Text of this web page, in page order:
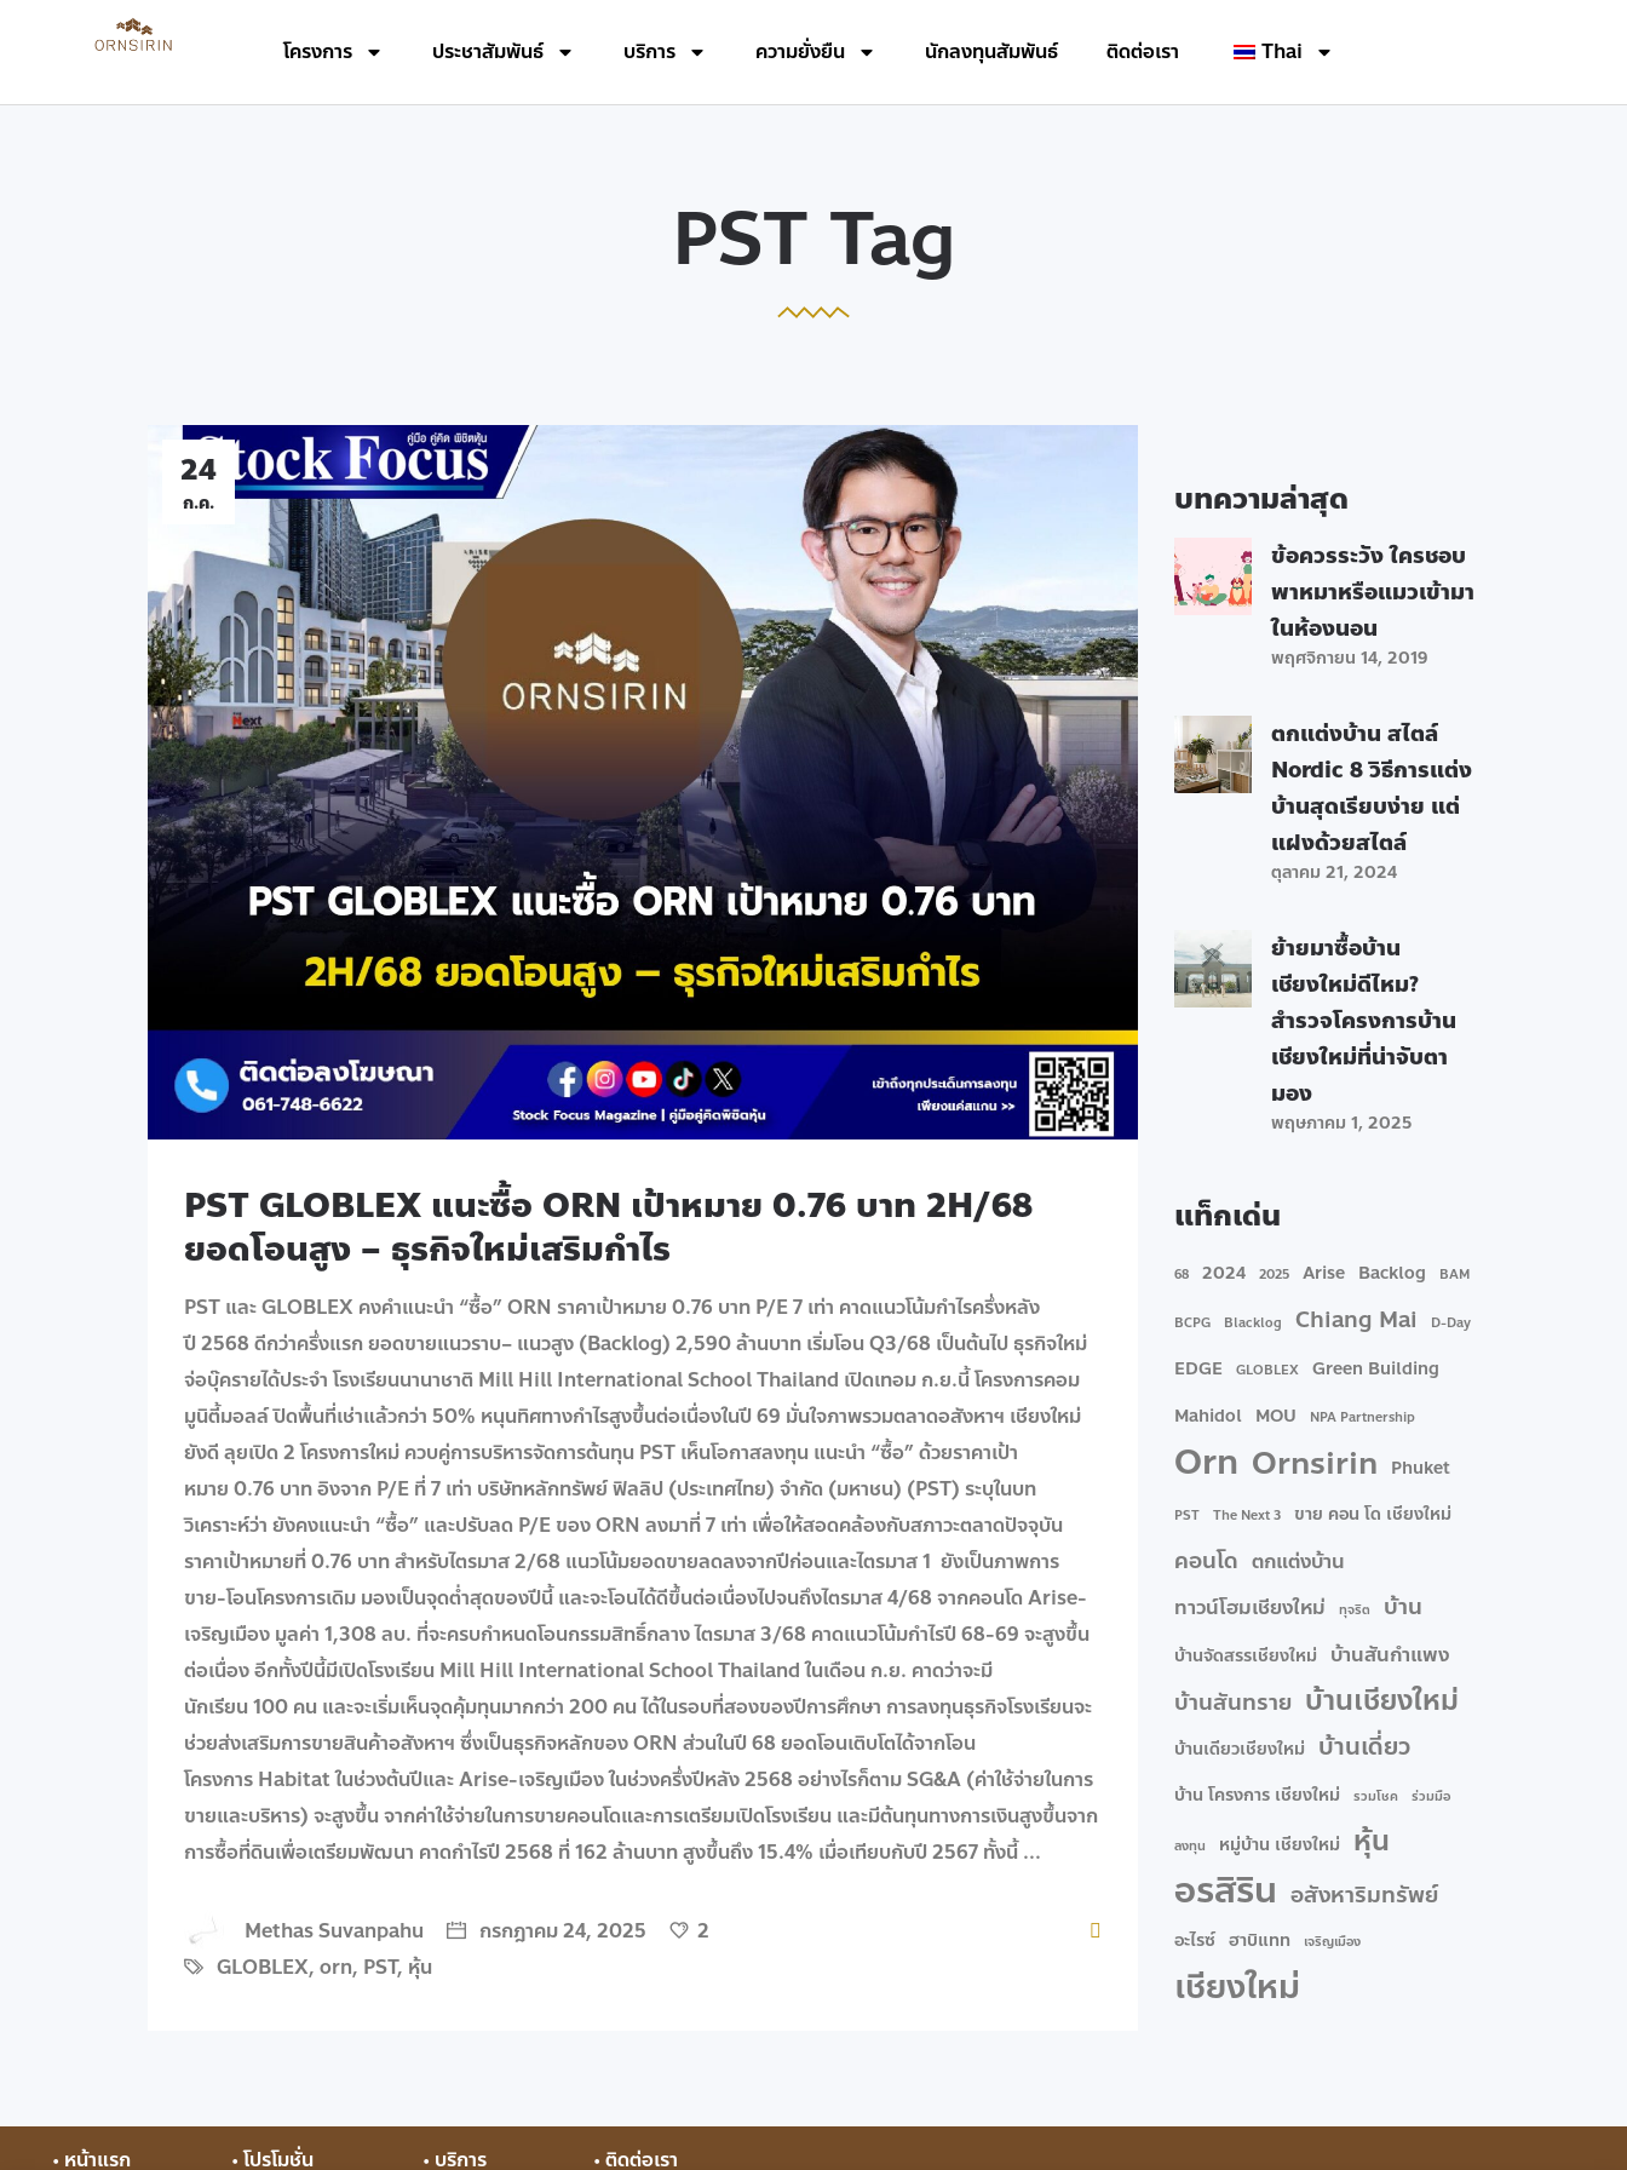
โครงการ ประชาสัมพันธ์ บริการ ความยั่งยืน นักลงทุนสัมพันธ์ ติดต่อเรา Thai
PST Tag
24
ก.ค.
PST GLOBLEX แนะซื้อ ORN เป้าหมาย 0.76 บาท 2H/68
ยอดโอนสูง – ธุรกิจใหม่เสริมกำไร
PST และ GLOBLEX คงคำแนะนำ “ซื้อ” ORN ราคาเป้าหมาย 0.76 บาท P/E 7 เท่า คาดแนวโน้มกำไรครึ่งหลัง
ปี 2568 ดีกว่าครึ่งแรก ยอดขายแนวราบ– แนวสูง (Backlog) 2,590 ล้านบาท เริ่มโอน Q3/68 เป็นต้นไป ธุรกิจใหม่
จ่อบุ๊ครายได้ประจำ โรงเรียนนานาชาติ Mill Hill International School Thailand เปิดเทอม ก.ย.นี้ โครงการคอม
มูนิตี้มอลล์ ปิดพื้นที่เช่าแล้วกว่า 50% หนุนทิศทางกำไรสูงขึ้นต่อเนื่องในปี 69 มั่นใจภาพรวมตลาดอสังหาฯ เชียงใหม่
ยังดี ลุยเปิด 2 โครงการใหม่ ควบคู่การบริหารจัดการต้นทุน PST เห็นโอกาสลงทุน แนะนำ “ซื้อ” ด้วยราคาเป้า
หมาย 0.76 บาท อิงจาก P/E ที่ 7 เท่า บริษัทหลักทรัพย์ ฟิลลิป (ประเทศไทย) จำกัด (มหาชน) (PST) ระบุในบท
วิเคราะห์ว่า ยังคงแนะนำ “ซื้อ” และปรับลด P/E ของ ORN ลงมาที่ 7 เท่า เพื่อให้สอดคล้องกับสภาวะตลาดปัจจุบัน
ราคาเป้าหมายที่ 0.76 บาท สำหรับไตรมาส 2/68 แนวโน้มยอดขายลดลงจากปีก่อนและไตรมาส 1 ยังเป็นภาพการ
ขาย-โอนโครงการเดิม มองเป็นจุดต่ำสุดของปีนี้ และจะโอนได้ดีขึ้นต่อเนื่องไปจนถึงไตรมาส 4/68 จากคอนโด Arise-
เจริญเมือง มูลค่า 1,308 ลบ. ที่จะครบกำหนดโอนกรรมสิทธิ์กลาง ไตรมาส 3/68 คาดแนวโน้มกำไรปี 68-69 จะสูงขึ้น
ต่อเนื่อง อีกทั้งปีนี้มีเปิดโรงเรียน Mill Hill International School Thailand ในเดือน ก.ย. คาดว่าจะมี
นักเรียน 100 คน และจะเริ่มเห็นจุดคุ้มทุนมากกว่า 200 คน ได้ในรอบที่สองของปีการศึกษา การลงทุนธุรกิจโรงเรียนจะ
ช่วยส่งเสริมการขายสินค้าอสังหาฯ ซึ่งเป็นธุรกิจหลักของ ORN ส่วนในปี 68 ยอดโอนเติบโตได้จากโอน
โครงการ Habitat ในช่วงต้นปีและ Arise-เจริญเมือง ในช่วงครึ่งปีหลัง 2568 อย่างไรก็ตาม SG&A (ค่าใช้จ่ายในการ
ขายและบริหาร) จะสูงขึ้น จากค่าใช้จ่ายในการขายคอนโดและการเตรียมเปิดโรงเรียน และมีต้นทุนทางการเงินสูงขึ้นจาก
การซื้อที่ดินเพื่อเตรียมพัฒนา คาดกำไรปี 2568 ที่ 162 ล้านบาท สูงขึ้นถึง 15.4% เมื่อเทียบกับปี 2567 ทั้งนี้
Methas Suvanpahu กรกฎาคม 24, 2025
2
GLOBLEX, orn, PST, หุ้น
บทความล่าสุด
ข้อควรระวัง ใครชอบ
พาหมาหรือแมวเข้ามา
ในห้องนอน
พฤศจิกายน 14, 2019
ตกแต่งบ้าน สไตล์
Nordic 8 วิธีการแต่ง
บ้านสุดเรียบง่าย แต่
แฝงด้วยสไตล์
ตุลาคม 21, 2024
ย้ายมาซื้อบ้าน
เชียงใหม่ดีไหม?
สำรวจโครงการบ้าน
เชียงใหม่ที่น่าจับตา
มอง
พฤษภาคม 1, 2025
แท็กเด่น
68 2024 2025 Arise Backlog BAM
BCPG Blacklog Chiang Mai D-Day
EDGE GLOBLEX
Green Building
Mahidol MOU NPA Partnership
Orn Ornsirin Phuket
PST The Next 3 ขาย คอน โด เชียงใหม่
คอนโด ตกแต่งบ้าน
ทาวน์โฮมเชียงใหม่
ทุจริต บ้าน
บ้านจัดสรรเชียงใหม่ บ้านสันกำแพง
บ้านสันทราย บ้านเชียงใหม่
บ้านเดียวเชียงใหม่ บ้านเดี่ยว
บ้าน โครงการ เชียงใหม่ รวมโชค ร่วมมือ
ลงทุน หมู่บ้าน เชียงใหม่ หุ้น
อรสิริน อสังหาริมทรัพย์
อะไรซ์ ฮาบิแทท เจริญเมือง
เชียงใหม่
• หน้าแรก • โปรโมชั่น • บริการ • ติดต่อเรา